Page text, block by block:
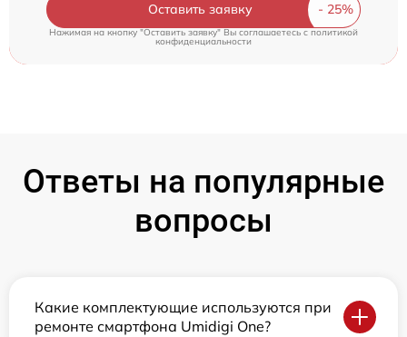
Оставить заявку
Нажимая на кнопку "Оставить заявку" Вы соглашаетесь c политикой
конфиденциальности
Ответы на популярные
вопросы
Какие комплектующие используются при
ремонте смартфона Umidigi One?